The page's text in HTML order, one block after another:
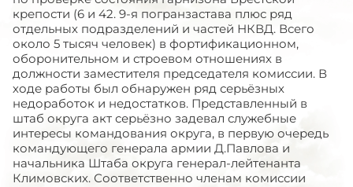
крепости (6 и 42. 9-я погранзастава плюс ряд
отдельных подразделений и частей НКВД. Всего
около 5 тысяч человек) в фортификационном,
оборонительном и строевом отношениях в
должности заместителя председателя комиссии. В
ходе работы был обнаружен ряд серьёзных
недоработок и недостатков. Представленный в
штаб округа акт серьёзно задевал служебные
интересы командования округа, в первую очередь
командующего генерала армии Д.Павлова и
начальника Штаба округа генерал-лейтенанта
Климовских. Соответственно членам комиссии